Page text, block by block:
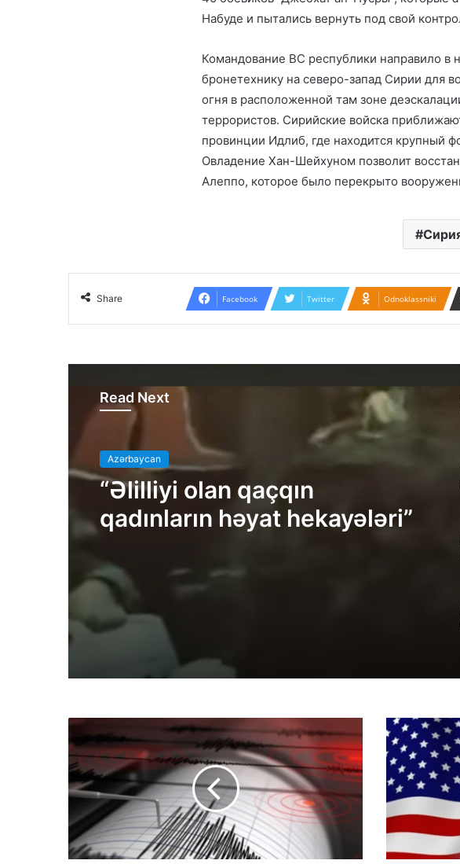
Набуде и пытались вернуть под свой
Командование ВС республики направило в
бронетехнику на северо-запад Сирии для
огня в расположенной там зоне
террористов. Сирийские войска
провинции Идлиб, где находится крупный
Овладение Хан-Шейхуном позволит
Алеппо, которое было перекрыто
Share Facebook Twitter Odnoklassniki
Read Next
Azərbaycan
“Əlilliyi olan qaçqın
qadınların həyat hekayələri”